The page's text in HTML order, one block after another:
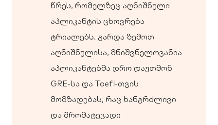
წრეს, რომელზეც აღნიშნული
აპლიკანტის ცხოვრება
ტრიალებს. გარდა ზემოთ
აღნიშნულისა, მნიშვნელოვანია
აპლიკანტებმა დრო დაუთმონ
GRE-სა და Toefl-თვის
მომზადებას, რაც ხანგრძლივი
და შრომატევადი